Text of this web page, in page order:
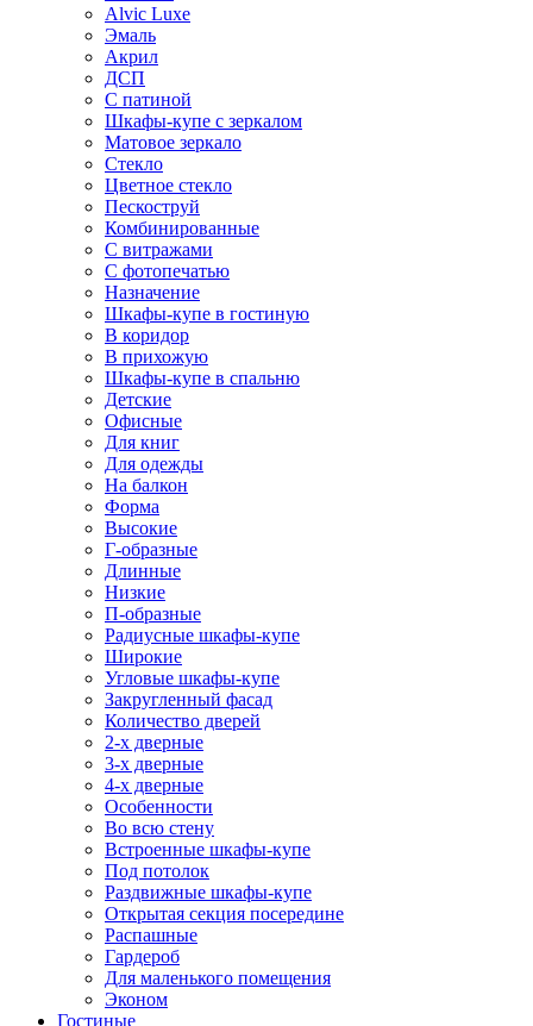
Alvic Luxe
Эмаль
Акрил
ДСП
С патиной
Шкафы-купе с зеркалом
Матовое зеркало
Стекло
Цветное стекло
Пескоструй
Комбинированные
С витражами
С фотопечатью
Назначение
Шкафы-купе в гостиную
В коридор
В прихожую
Шкафы-купе в спальню
Детские
Офисные
Для книг
Для одежды
На балкон
Форма
Высокие
Г-образные
Длинные
Низкие
П-образные
Радиусные шкафы-купе
Широкие
Угловые шкафы-купе
Закругленный фасад
Количество дверей
2-х дверные
3-х дверные
4-х дверные
Особенности
Во всю стену
Встроенные шкафы-купе
Под потолок
Раздвижные шкафы-купе
Открытая секция посередине
Распашные
Гардероб
Для маленького помещения
Эконом
Гостиные